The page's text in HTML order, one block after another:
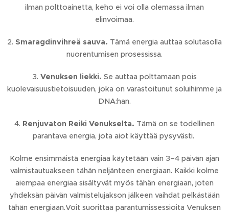
ilman polttoainetta, keho ei voi olla olemassa ilman
elinvoimaa.
2. Smaragdinvihreä sauva. Tämä energia auttaa solutasolla
nuorentumisen prosessissa.
3. Venuksen liekki. Se auttaa polttamaan pois
kuolevaisuustietoisuuden, joka on varastoitunut soluihimme ja
DNA:han.
4. Renjuvaton Reiki Venukselta. Tämä on se todellinen
parantava energia, jota aiot käyttää pysyvästi.
Kolme ensimmäistä energiaa käytetään vain 3–4 päivän ajan
valmistautuakseen tähän neljänteen energiaan. Kaikki kolme
aiempaa energiaa sisältyvät myös tähän energiaan, joten
yhdeksän päivän valmistelujakson jälkeen vaihdat pelkästään
tähän energiaan.Voit suorittaa parantumissessioita Venuksen